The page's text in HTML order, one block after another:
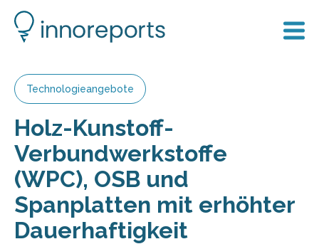
Technologieangebote
Holz-Kunstoff-
Verbundwerkstoffe
(WPC), OSB und
Spanplatten mit erhöhter
Dauerhaftigkeit